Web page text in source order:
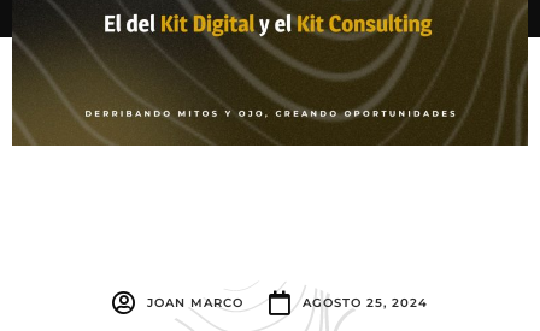
JOAN MARCO AGOSTO 25, 2024